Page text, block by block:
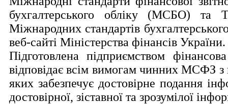
бухгалтерського обліку (МСБО)
Міжнародних стандартів
веб-сайті Міністерства фінансів України.
Підготовлена підприємством
відповідає всім вимогам чинних МСФЗ
яких забезпечує достовірне подання
достовірної, зіставної та зрозумілої